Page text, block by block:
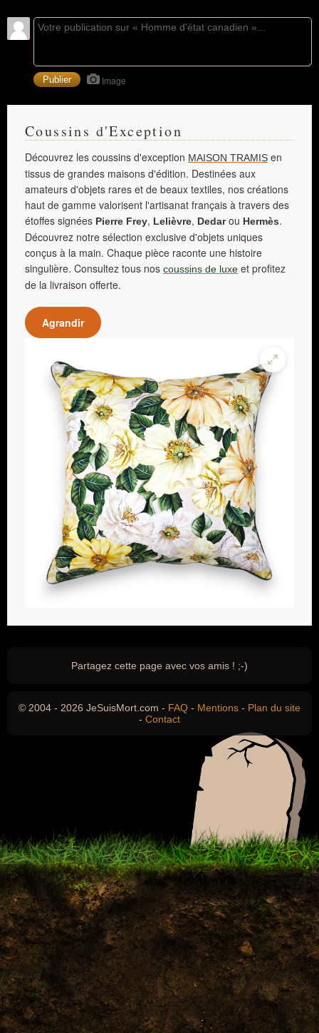
Image
Coussins d'Exception
Découvrez les coussins d'exception MAISON TRAMIS en
tissus de grandes maisons d'édition. Destinées aux
amateurs d'objets rares et de beaux textiles, nos créations
haut de gamme valorisent l'artisanat français à travers des
étoffes signées Pierre Frey, Lelièvre, Dedarou Hermès.
Découvrez notre sélection exclusive d'objets uniques
conçus à la main. Chaque pièce raconte une histoire
singulière. Consultez tous nos coussins de luxe et profitez
de la livraison offerte.
Agrandir
Partagez cette page avec vos amis ! ;-)
© 2004 - 2026 JeSuisMort.com - FAQ - Mentions - Plan du site
- Contact